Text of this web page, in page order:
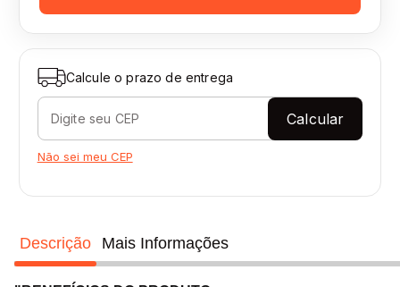
Calcule o prazo de entrega
Calcular
Não sei meu CEP
Descrição Mais Informações